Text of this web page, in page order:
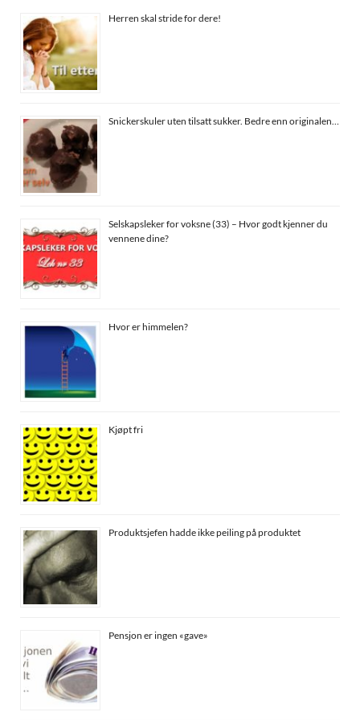
Herren skal stride for dere!
Snickerskuler uten tilsatt sukker. Bedre enn originalen…
Selskapsleker for voksne (33) – Hvor godt kjenner du
vennene dine?
Hvor er himmelen?
Kjøpt fri
Produktsjefen hadde ikke peiling på produktet
Pensjon er ingen «gave»